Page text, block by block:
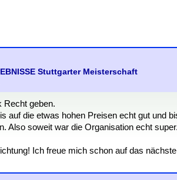
Stuttgarter Meisterschaft
Recht geben.
auf die etwas hohen Preisen echt gut und
Also soweit war die Organisation echt
Ich freue mich schon auf das